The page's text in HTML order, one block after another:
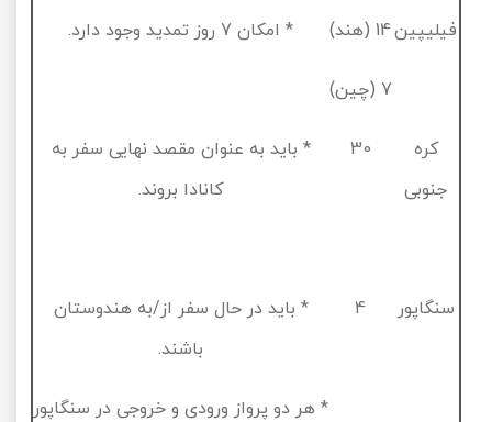
فیلیپین14(هند)
(چین)
* امکان7روز تمدید وجود دارد.
کره
جنوبی
30
* باید به عنوان مقصد نهایی سفر به
کانادا بروند.
سنگاپور
* باید در حال سفر از/به هندوستان
باشند.
* هر دو پرواز ورودی و خروجی در سنگاپور